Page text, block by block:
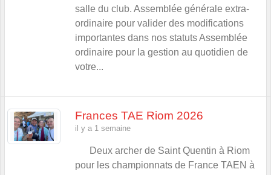
salle du club. Assemblée générale extra-
ordinaire pour valider des modifications
importantes dans nos statuts Assemblée
ordinaire pour la gestion au quotidien de
votre...
Frances TAE Riom 2026
il y a 1 semaine
Deux archer de Saint Quentin à Riom
pour les championnats de France TAEN à